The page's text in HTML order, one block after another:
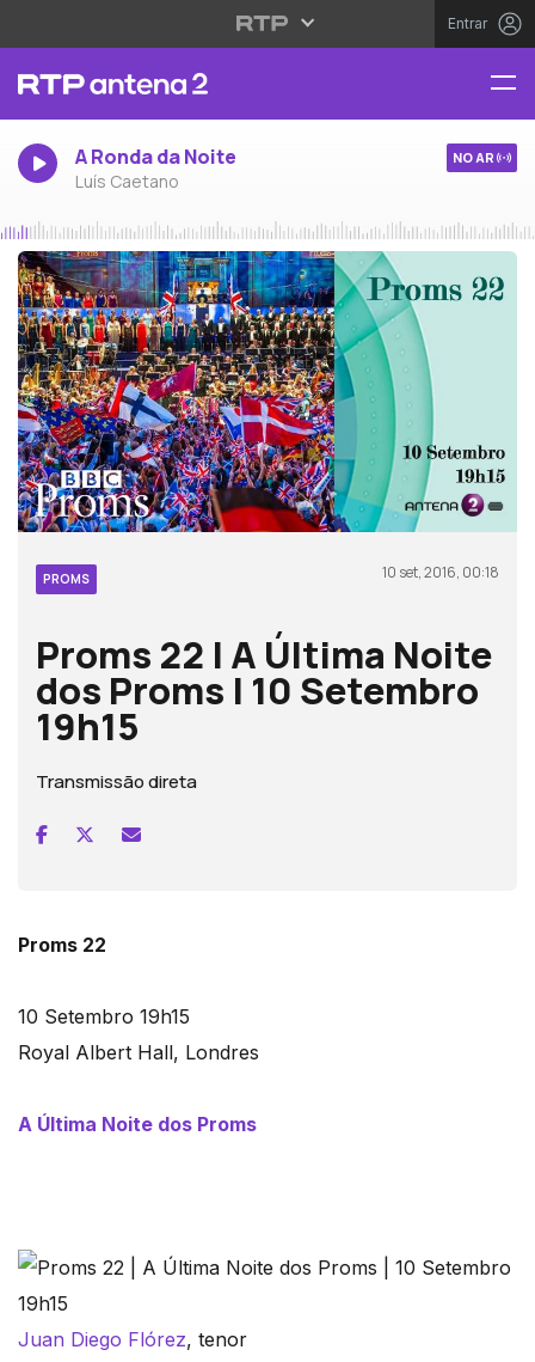
Entrar
A Ronda da Noite
Luís Caetano
NO AR
PROMS 10 set, 2016, 00:18
Proms 22 | A Última Noite
dos Proms | 10 Setembro
19h15
Transmissão direta
Proms 22
10 Setembro 19h15
Royal Albert Hall, Londres
A Última Noite dos Proms
Juan Diego Flórez, tenor